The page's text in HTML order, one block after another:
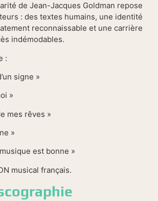
de Jean-Jacques Goldman repose
: des textes humains, une identité
reconnaissable et une carrière
indémodables.
:
signe »
»
mes rêves »
»
est bonne »
musical français.